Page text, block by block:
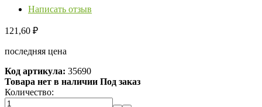
Написать отзыв
121,60 ₽
последняя цена
Код артикула: 35690
Товара нет в наличии Под заказ
Количество: